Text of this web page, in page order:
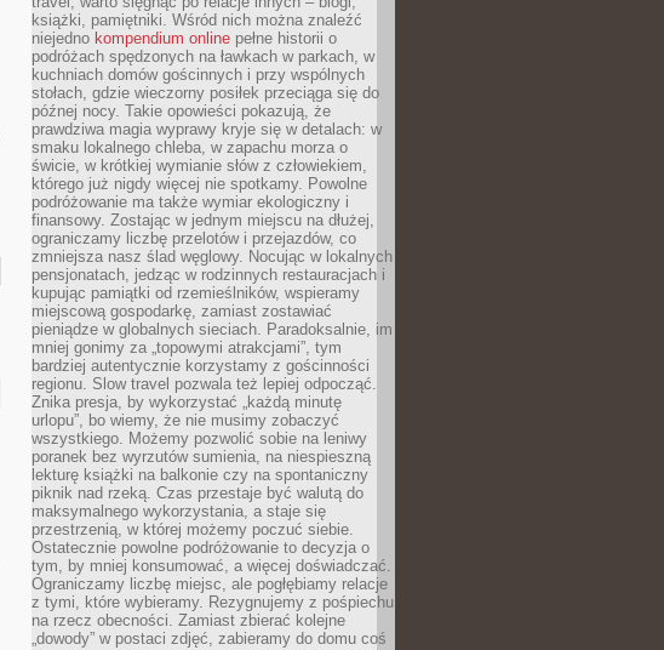
książki, pamiętniki. Wśród nich można znaleźć
niejedno kompendium online pełne historii o
podróżach spędzonych na ławkach w parkach, w
kuchniach domów gościnnych i przy wspólnych
stołach, gdzie wieczorny posiłek przeciąga się do
późnej nocy. Takie opowieści pokazują, że
prawdziwa magia wyprawy kryje się w detalach: w
smaku lokalnego chleba, w zapachu morza o
świcie, w krótkiej wymianie słów z człowiekiem,
którego już nigdy więcej nie spotkamy. Powolne
podróżowanie ma także wymiar ekologiczny i
finansowy. Zostając w jednym miejscu na dłużej,
ograniczamy liczbę przelotów i przejazdów, co
zmniejsza nasz ślad węglowy. Nocując w lokalnych
pensjonatach, jedząc w rodzinnych restauracjach i
kupując pamiątki od rzemieślników, wspieramy
miejscową gospodarkę, zamiast zostawiać
pieniądze w globalnych sieciach. Paradoksalnie, im
mniej gonimy za „topowymi atrakcjami”, tym
bardziej autentycznie korzystamy z gościnności
regionu. Slow travel pozwala też lepiej odpocząć.
Znika presja, by wykorzystać „każdą minutę
urlopu”, bo wiemy, że nie musimy zobaczyć
wszystkiego. Możemy pozwolić sobie na leniwy
poranek bez wyrzutów sumienia, na niespieszną
lekturę książki na balkonie czy na spontaniczny
piknik nad rzeką. Czas przestaje być walutą do
maksymalnego wykorzystania, a staje się
przestrzenią, w której możemy poczuć siebie.
Ostatecznie powolne podróżowanie to decyzja o
tym, by mniej konsumować, a więcej doświadczać.
Ograniczamy liczbę miejsc, ale pogłębiamy relacje
z tymi, które wybieramy. Rezygnujemy z pośpiechu
na rzecz obecności. Zamiast zbierać kolejne
„dowody” w postaci zdjęć, zabieramy do domu coś